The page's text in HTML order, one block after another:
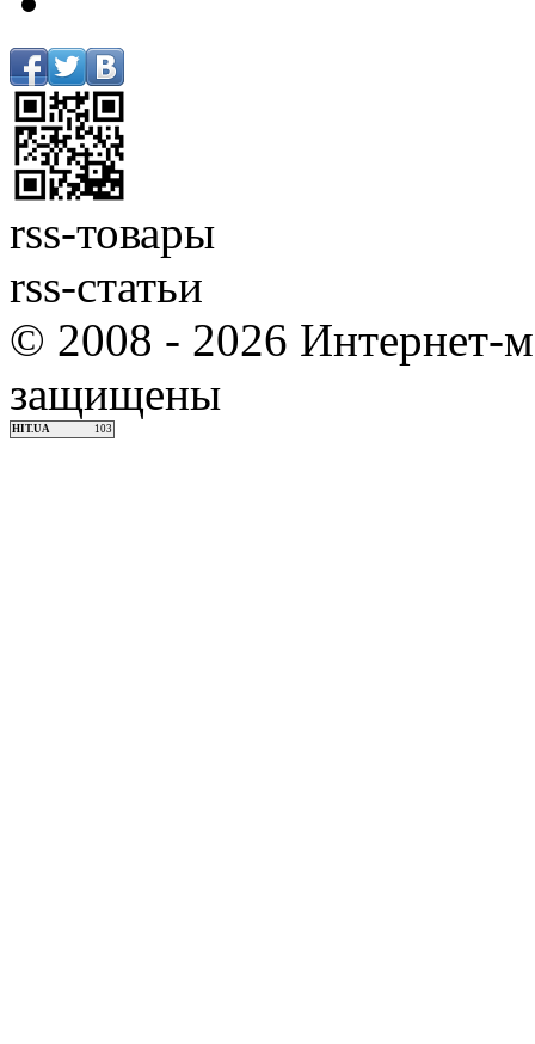
rss-товары
rss-статьи
© 2008 - 2026 Интернет-
защищены
HIT.UA 103